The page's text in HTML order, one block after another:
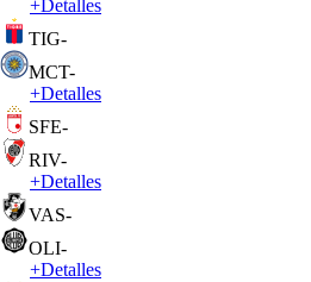
+Detalles
TIG-
MCT-
+Detalles
SFE-
RIV-
+Detalles
VAS-
OLI-
+Detalles